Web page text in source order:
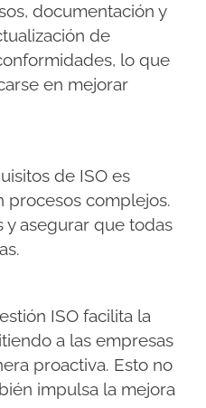
documentación y
de
lo que
en mejorar
de ISO es
procesos complejos.
y asegurar que todas
ISO facilita la
a las empresas
proactiva. Esto no
impulsa la mejora